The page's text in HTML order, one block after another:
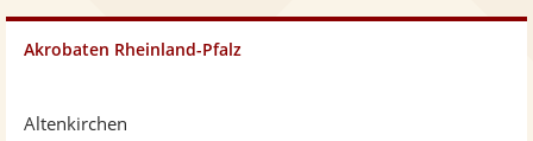
Akrobaten Rheinland-Pfalz
Altenkirchen